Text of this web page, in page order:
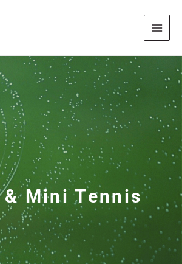
& Mini Tennis